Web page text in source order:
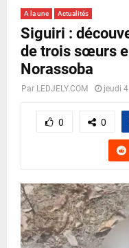
U
A la une Actualités
Siguiri :
de trois sœurs
Norassoba
Par LEDJELY.COM jeudi
0 0